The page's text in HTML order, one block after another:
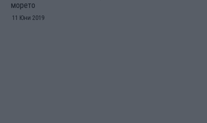
морето
11 Юни 2019